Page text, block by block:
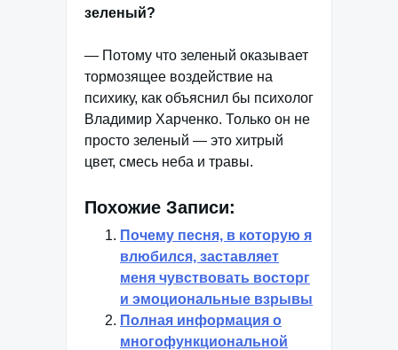
зеленый?
— Потому что зеленый оказывает
тормозящее воздействие на
психику, как объяснил бы психолог
Владимир Харченко. Только он не
просто зеленый — это хитрый
цвет, смесь неба и травы.
Похожие Записи:
Почему песня, в которую я
влюбился, заставляет
меня чувствовать восторг
и эмоциональные взрывы
Полная информация о
многофункциональной